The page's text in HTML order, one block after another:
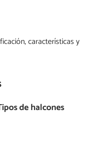
características y
de halcones